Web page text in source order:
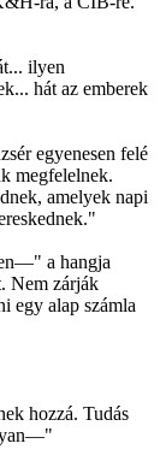
ilyen
hát az emberek
egyenesen felé
megfelelnek.
amelyek napi
a hangja
Nem zárják
egy alap számla
hozzá. Tudás